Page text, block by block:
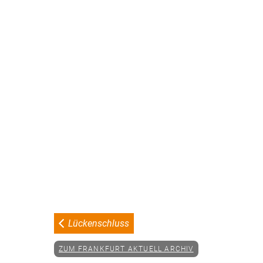
Lückenschluss
ZUM FRANKFURT AKTUELL ARCHIV